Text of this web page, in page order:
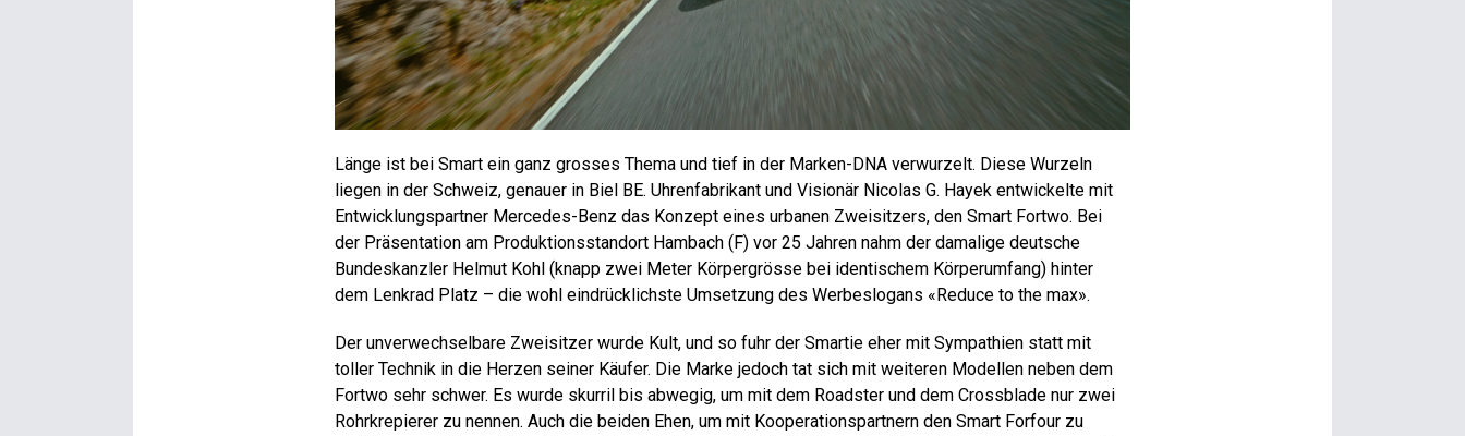
Länge ist bei Smart ein ganz grosses Thema und tief in der Marken-DNA verwurzelt. Diese Wurzeln
liegen in der Schweiz, genauer in Biel BE. Uhrenfabrikant und Visionär Nicolas G. Hayek entwickelte mit
Entwicklungspartner Mercedes-Benz das Konzept eines urbanen Zweisitzers, den Smart Fortwo. Bei
der Präsentation am Produktionsstandort Hambach (F) vor 25 Jahren nahm der damalige deutsche
Bundeskanzler Helmut Kohl (knapp zwei Meter Körpergrösse bei identischem Körperumfang) hinter
dem Lenkrad Platz – die wohl eindrücklichste Umsetzung des Werbeslogans «Reduce to the max».
Der unverwechselbare Zweisitzer wurde Kult, und so fuhr der Smartie eher mit Sympathien statt mit
toller Technik in die Herzen seiner Käufer. Die Marke jedoch tat sich mit weiteren Modellen neben dem
Fortwo sehr schwer. Es wurde skurril bis abwegig, um mit dem Roadster und dem Crossblade nur zwei
Rohrkrepierer zu nennen. Auch die beiden Ehen, um mit Kooperationspartnern den Smart Forfour zu